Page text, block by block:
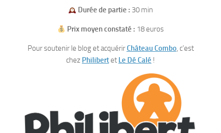
Durée de partie : 30 min
Prix moyen constaté : 18 euros
Pour soutenir le blog et acquérirChâteau Combo, c’est
chez Philibertet Le Dé Calé !